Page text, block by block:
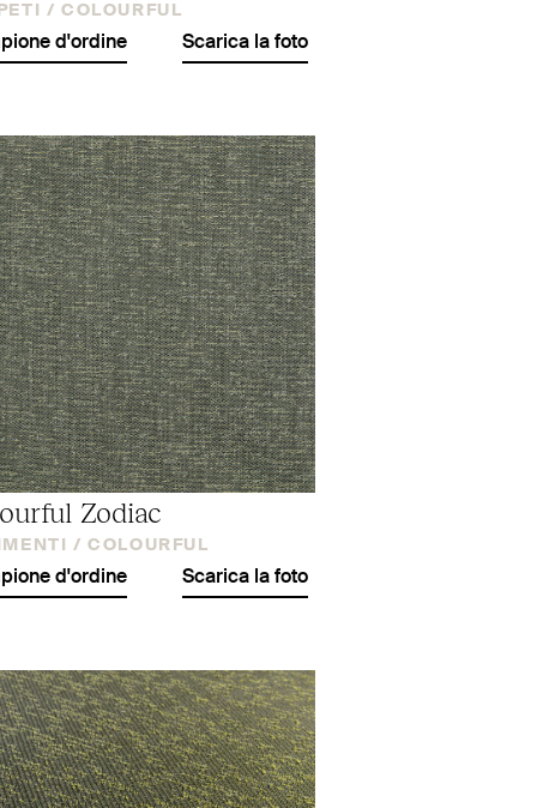
/ COLOURFUL
d'ordine Scarica la foto
Zodiac
/ COLOURFUL
d'ordine Scarica la foto